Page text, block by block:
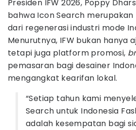
Presiden IFW 2026, Poppy
bahwa Icon Search
dari regenerasi industri mode
Menurutnya, IFW bukan hanya
tetapi juga platform promosi,
pemasaran bagi desainer
mengangkat kearifan lokal.
“Setiap tahun kami
Search untuk Indonesia
adalah kesempatan bagi